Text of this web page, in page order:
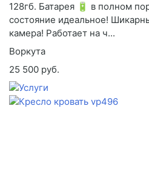
128гб. Батарея 🔋 в полном
состояние идеальное!
камера! Работает на ч...
Воркута
25 500 руб.